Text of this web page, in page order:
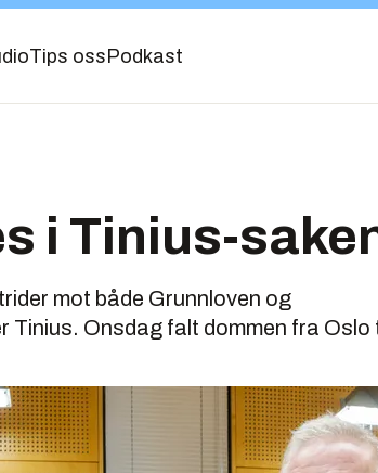
Tips oss Podkast
i Tinius-
mot både Grunnloven og
Tinius. Onsdag falt dommen fra Oslo